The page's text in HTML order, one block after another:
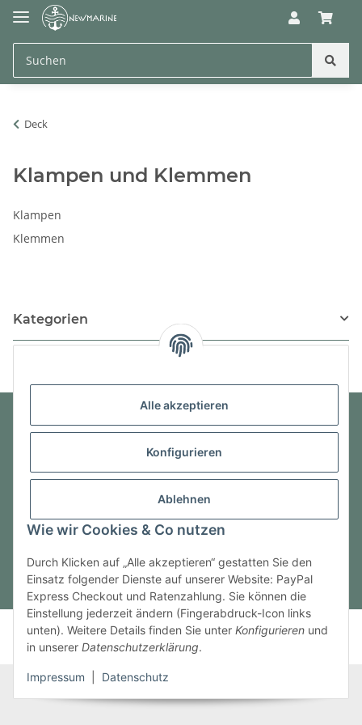
Alle akzeptieren
Konfigurieren
Ablehnen
Wie wir Cookies & Co nutzen
Durch Klicken auf „Alle akzeptieren“ gestatten Sie den
Einsatz folgender Dienste auf unserer Website: PayPal
Express Checkout und Ratenzahlung. Sie können die
Einstellung jederzeit ändern (Fingerabdruck-Icon links
unten). Weitere Details finden Sie unter Konfigurieren und
in unserer Datenschutzerklärung.
Impressum Datenschutz
Deck
Klampen und Klemmen
Klampen
Klemmen
Kategorien
Vertrag widerrufen
* Alle Preise inkl. gesetzlicher USt., zzgl. Versand
© NewMarine.One OHG
Powered byJTL-Shop